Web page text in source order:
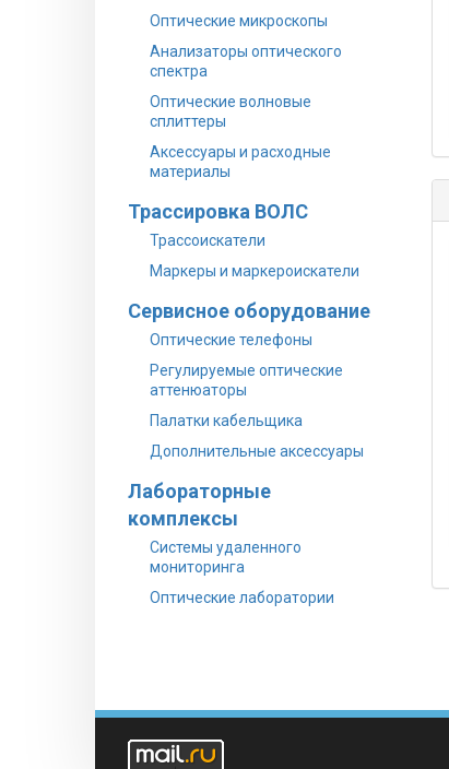
Оптические микроскопы
Анализаторы оптического
спектра
Оптические волновые
сплиттеры
Аксессуары и расходные
материалы
Трассировка ВОЛС
Трассоискатели
Маркеры и маркероискатели
Сервисное оборудование
Оптические телефоны
Регулируемые оптические
аттенюаторы
Палатки кабельщика
Дополнительные аксессуары
Лабораторные
комплексы
Системы удаленного
мониторинга
Оптические лаборатории